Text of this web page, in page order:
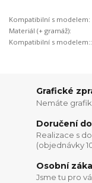
Kompatibilní s modelem:
Materiál (+ gramáž):
Kompatibilní s modelem::
Grafické
Nemáte
Doručení
Realizace s
(objednávky
Osobní
Jsme tu pro